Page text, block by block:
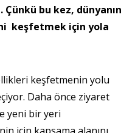
bu kez, dünyanın
keşfetmek için yola
keşfetmenin yolu
Daha önce ziyaret
yeni bir yeri
için kapsama alanını